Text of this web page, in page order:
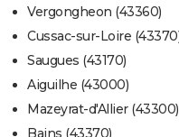
Vergongheon (43360)
Cussac-sur-Loire
Saugues (43170)
Aiguilhe (43000)
Mazeyrat-d'Allier (43300)
Bains (43370)